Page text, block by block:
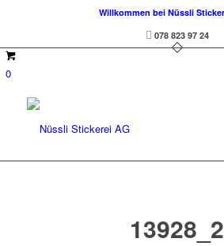
Willkommen bei Nüssli
078 823 97 24
0
13928_2